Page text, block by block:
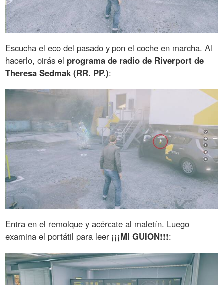
Escucha el eco del pasado y pon el coche en marcha. Al
hacerlo, oirás el programa de radio de Riverport de
Theresa Sedmak (RR. PP.):
Entra en el remolque y acércate al maletín. Luego
examina el portátil para leer ¡¡¡MI GUION!!!: